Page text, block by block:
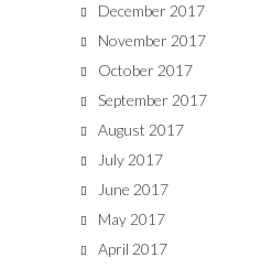
December 2017
November 2017
October 2017
September 2017
August 2017
July 2017
June 2017
May 2017
April 2017